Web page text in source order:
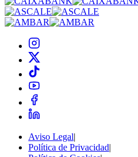
Aviso Legal|
Política de Privacidad|